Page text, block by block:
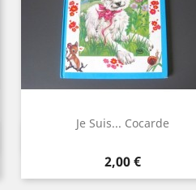
Je Suis... Cocarde
Prix
2,00 €